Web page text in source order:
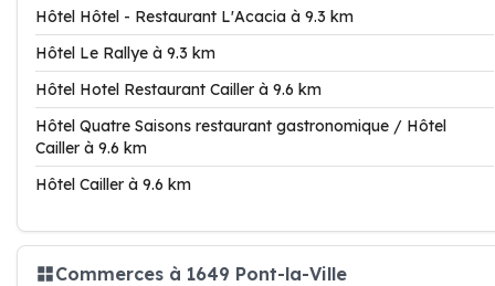
Hôtel Hôtel - Restaurant L'Acacia à 9.3 km
Hôtel Le Rallye à 9.3 km
Hôtel Hotel Restaurant Cailler à 9.6 km
Hôtel Quatre Saisons restaurant gastronomique / Hôtel
Cailler à 9.6 km
Hôtel Cailler à 9.6 km
Commerces à 1649 Pont-la-Ville